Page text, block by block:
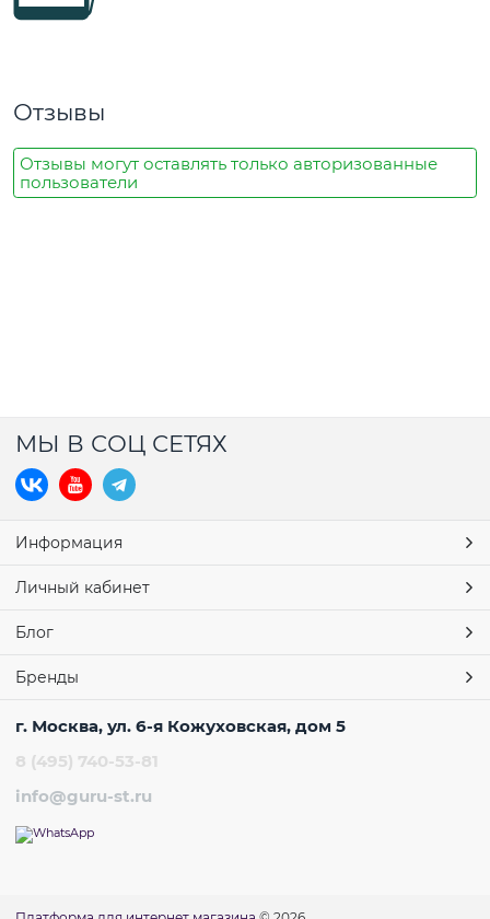
Отзывы
Отзывы могут оставлять только авторизованные
пользователи
МЫ В СОЦ СЕТЯХ
Информация
Личный кабинет
Блог
Бренды
г. Москва, ул. 6-я Кожуховская, дом 5
8 (495) 740-53-81
info@guru-st.ru